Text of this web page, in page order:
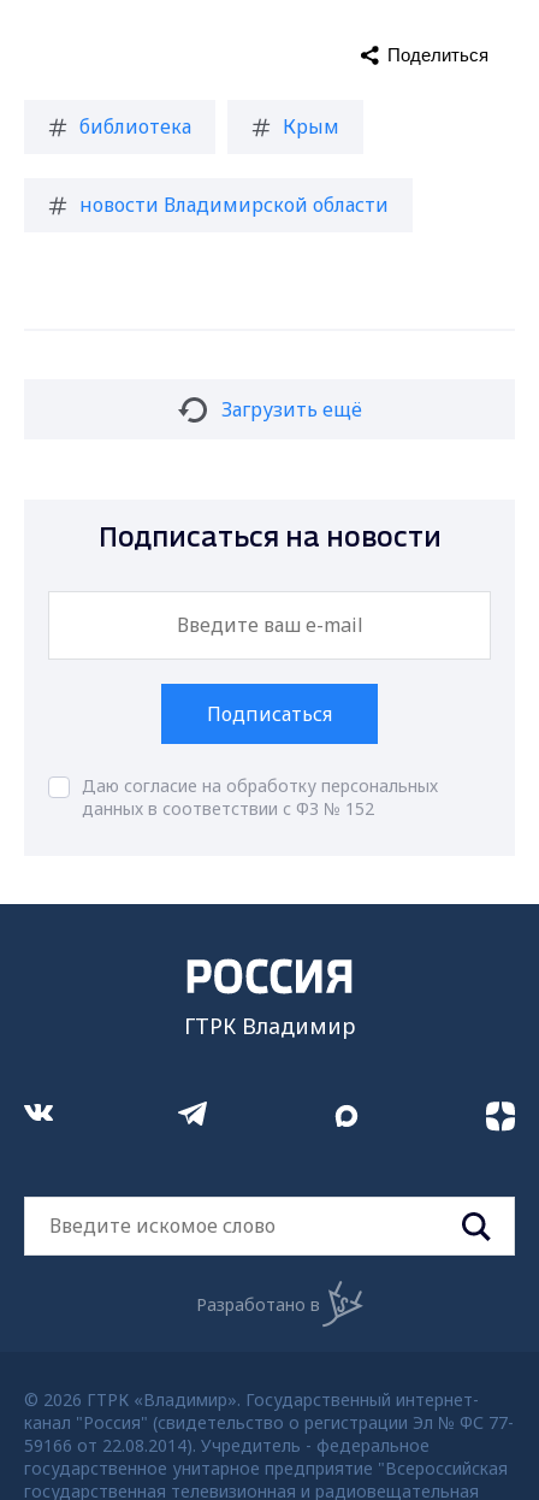
библиотека Крым
новости Владимирской области
Поделиться
Загрузить ещё
Подписаться на новости
Подписаться
Даю согласие на обработку персональных
данных в соответствии с ФЗ № 152
ГТРК Владимир
Разработано в
© 2026 ГТРК «Владимир». Государственный интернет-
канал "Россия" (свидетельство о регистрации Эл № ФС 77-
59166 от 22.08.2014). Учредитель - федеральное
государственное унитарное предприятие "Всероссийская
государственная телевизионная и радиовещательная